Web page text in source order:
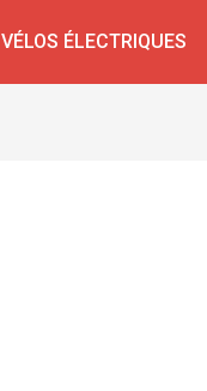
VÉLOS ÉLECTRIQUES